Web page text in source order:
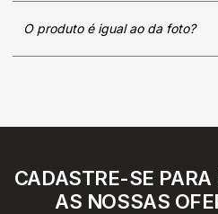
O produto é igual ao da foto?
CADASTRE-SE PARA
AS NOSSAS